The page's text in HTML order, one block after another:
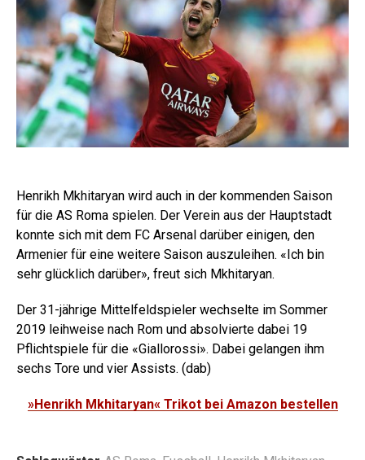
Henrikh Mkhitaryan wird auch in der kommenden Saison
für die AS Roma spielen. Der Verein aus der Hauptstadt
konnte sich mit dem FC Arsenal darüber einigen, den
Armenier für eine weitere Saison auszuleihen. «Ich bin
sehr glücklich darüber», freut sich Mkhitaryan.
Der 31-jährige Mittelfeldspieler wechselte im Sommer
2019 leihweise nach Rom und absolvierte dabei 19
Pflichtspiele für die «Giallorossi». Dabei gelangen ihm
sechs Tore und vier Assists. (dab)
»Henrikh Mkhitaryan« Trikot bei Amazon bestellen